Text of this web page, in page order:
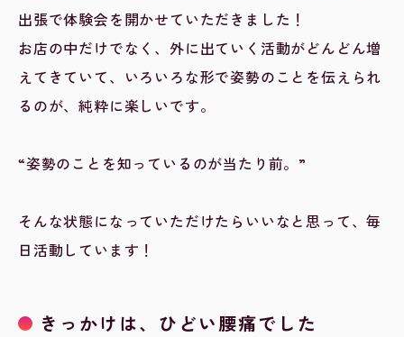
出張で体験会を開かせていただきました！
お店の中だけでなく、外に出ていく活動がどんどん増
えてきていて、いろいろな形で姿勢のことを伝えられ
るのが、純粋に楽しいです。
“姿勢のことを知っているのが当たり前。”
そんな状態になっていただけたらいいなと思って、毎
日活動しています！
きっかけは、ひどい腰痛でした